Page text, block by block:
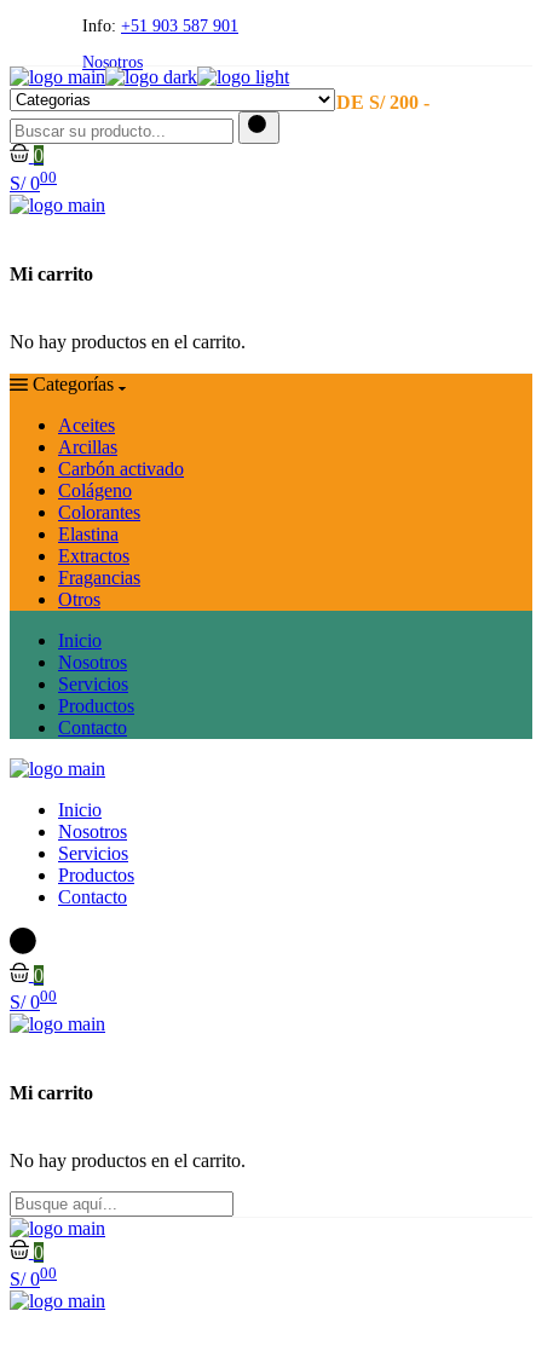
the
content
Info: +51 903 587 901
Nosotros
- ENVÍO GRATIS A PARTIR DE S/ 200 -
0
S/000
Mi carrito
No hay productos en el carrito.
Categorías
Aceites
Arcillas
Carbón activado
Colágeno
Colorantes
Elastina
Extractos
Fragancias
Otros
Inicio
Nosotros
Servicios
Productos
Contacto
Inicio
Nosotros
Servicios
Productos
Contacto
0
S/000
Mi carrito
No hay productos en el carrito.
0
S/000